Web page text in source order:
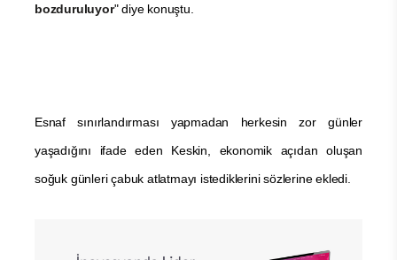
bozduruluyor" diye konuştu.
Esnaf sınırlandırması yapmadan herkesin zor günler
yaşadığını ifade eden Keskin, ekonomik açıdan oluşan
soğuk günleri çabuk atlatmayı istediklerini sözlerine ekledi.